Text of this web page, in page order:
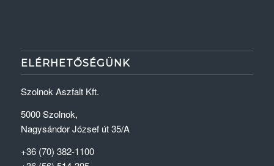
ELÉRHETŐSÉGÜNK
Szolnok Aszfalt Kft.
5000 Szolnok,
Nagysándor József út 35/A
+36 (70) 382-1100